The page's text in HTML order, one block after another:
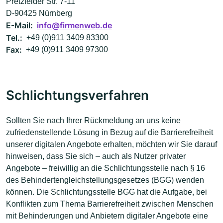
D-90425 Nürnberg
E-Mail: info@firmenweb.de
Tel.: +49 (0)911 3409 83300
Fax: +49 (0)911 3409 97300
Schlichtungsverfahren
Sollten Sie nach Ihrer Rückmeldung an uns keine
zufriedenstellende Lösung in Bezug auf die Barrierefreiheit
unserer digitalen Angebote erhalten, möchten wir Sie darauf
hinweisen, dass Sie sich – auch als Nutzer privater
Angebote – freiwillig an die Schlichtungsstelle nach § 16
des Behindertengleichstellungsgesetzes (BGG) wenden
können. Die Schlichtungsstelle BGG hat die Aufgabe, bei
Konflikten zum Thema Barrierefreiheit zwischen Menschen
mit Behinderungen und Anbietern digitaler Angebote eine